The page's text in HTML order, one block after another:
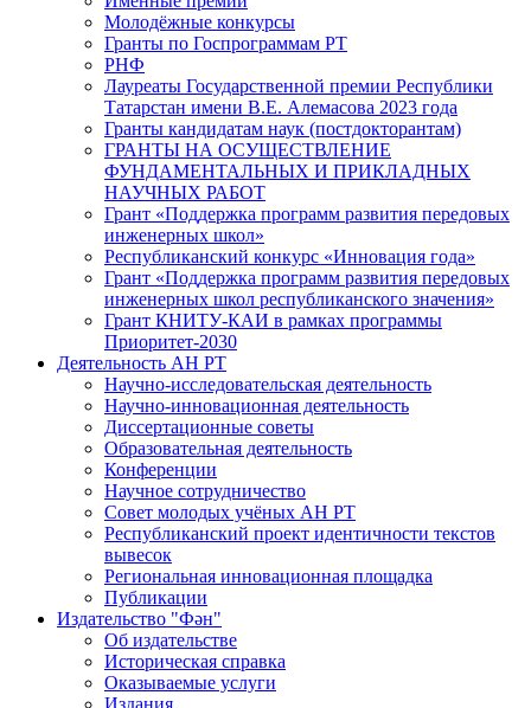
Молодёжные конкурсы
Гранты по Госпрограммам РТ
РНФ
Лауреаты Государственной премии Республики
Татарстан имени В.Е. Алемасова 2023 года
Гранты кандидатам наук (постдокторантам)
ГРАНТЫ НА ОСУЩЕСТВЛЕНИЕ
ФУНДАМЕНТАЛЬНЫХ И ПРИКЛАДНЫХ
НАУЧНЫХ РАБОТ
Грант «Поддержка программ развития передовых
инженерных школ»
Республиканский конкурс «Инновация года»
Грант «Поддержка программ развития передовых
инженерных школ республиканского значения»
Грант КНИТУ-КАИ в рамках программы
Приоритет-2030
Деятельность АН РТ
Научно-исследовательская деятельность
Научно-инновационная деятельность
Диссертационные советы
Образовательная деятельность
Конференции
Научное сотрудничество
Совет молодых учёных АН РТ
Республиканский проект идентичности текстов
вывесок
Региональная инновационная площадка
Публикации
Издательство "Фән"
Об издательстве
Историческая справка
Оказываемые услуги
Издания